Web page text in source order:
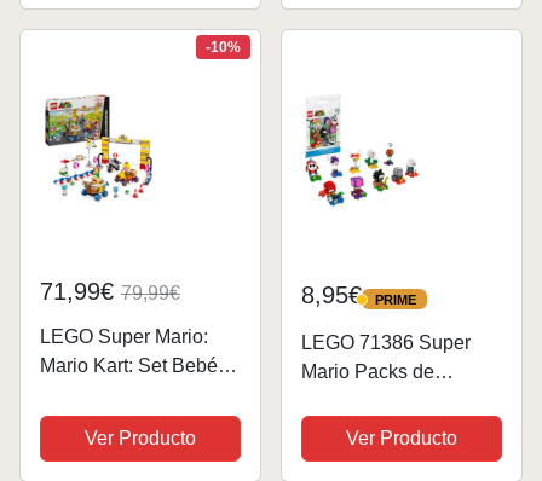
Nintendo para
Gamer 72037
Minifiguras de
Niños y Gamers...
-10%
71,99€ 79,99€
LEGO Super Mario:
Mario Kart: Set Bebé
Pista de Carreras y
Figuras (Toad, Lakitu,
Ver Producto
8,95€ PRIME
PRIME
LEGO 71386 Super
Mario Packs de
Juguete
Coleccionable, 1
Ver Producto